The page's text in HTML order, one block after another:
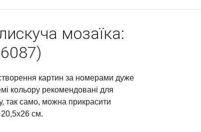
мозаїка:
картин за номерами дуже
кольору рекомендовані для
так само, можна прикрасити
20,5х26 см.